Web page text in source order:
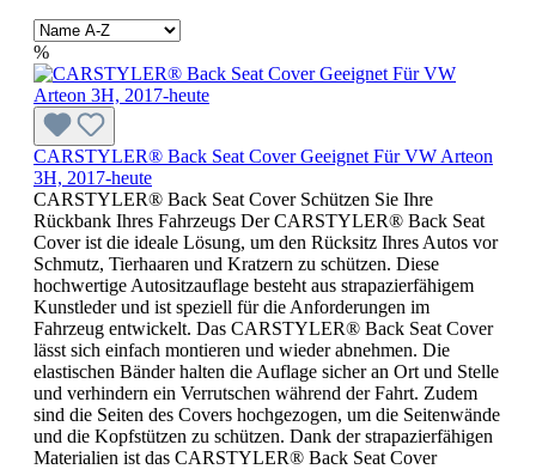
%
CARSTYLER® Back Seat Cover Geeignet Für VW Arteon
3H, 2017-heute
CARSTYLER® Back Seat Cover Schützen Sie Ihre
Rückbank Ihres Fahrzeugs Der CARSTYLER® Back Seat
Cover ist die ideale Lösung, um den Rücksitz Ihres Autos vor
Schmutz, Tierhaaren und Kratzern zu schützen. Diese
hochwertige Autositzauflage besteht aus strapazierfähigem
Kunstleder und ist speziell für die Anforderungen im
Fahrzeug entwickelt. Das CARSTYLER® Back Seat Cover
lässt sich einfach montieren und wieder abnehmen. Die
elastischen Bänder halten die Auflage sicher an Ort und Stelle
und verhindern ein Verrutschen während der Fahrt. Zudem
sind die Seiten des Covers hochgezogen, um die Seitenwände
und die Kopfstützen zu schützen. Dank der strapazierfähigen
Materialien ist das CARSTYLER® Back Seat Cover